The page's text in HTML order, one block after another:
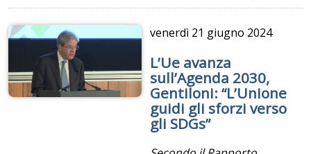
venerdì 21 giugno 2024
L’Ue avanza
sull’Agenda 2030,
Gentiloni: “L’Unione
guidi gli sforzi verso
gli SDGs”